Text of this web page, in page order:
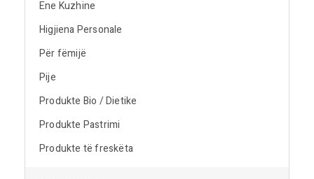
Ene Kuzhine
Higjiena Personale
Për fëmijë
Pije
Produkte Bio / Dietike
Produkte Pastrimi
Produkte të freskëta